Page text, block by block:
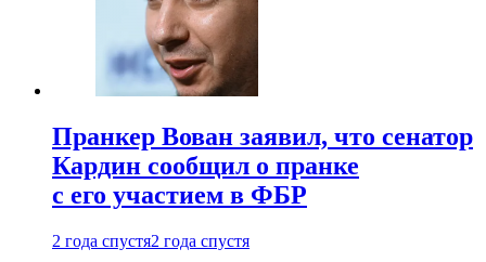
Пранкер Вован заявил, что сенатор
Кардин сообщил о пранке
с его участием в ФБР
2 года спустя2 года спустя